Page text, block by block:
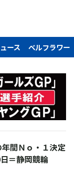
ース ベルフラワー
間Ｎｏ・１決定
＝静岡競輪